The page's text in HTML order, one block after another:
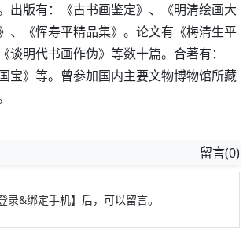
出版有：《古书画鉴定》、《明清绘画大
《恽寿平精品集》。论文有《梅清生平
谈明代书画作伪》等数十篇。合著有：
宝》等。曾参加国内主要文物博物馆所藏
留言(0)
录&绑定手机】 后，可以留言。